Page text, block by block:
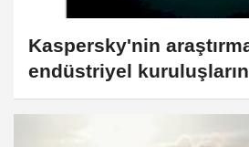
Kaspersky'nin
endüstriyel
%7'si güvenlik